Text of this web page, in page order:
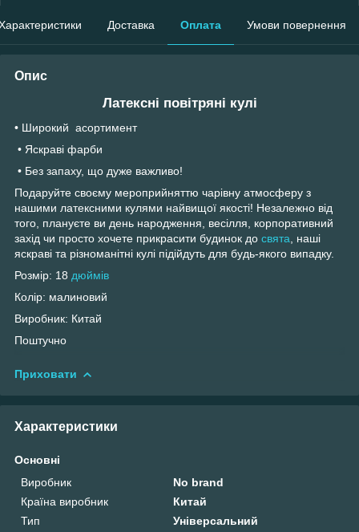
Доставка Оплата Умови повернення
Опис
Латексні повітряні кулі
• Широкий асортимент
• Яскраві фарби
• Без запаху, що дуже важливо!
Подаруйте своєму мероприйняттю чарівну атмосферу з
нашими латексними кулями найвищої якості! Незалежно від
того, плануєте ви день народження, весілля, корпоративний
захід чи просто хочете прикрасити будинок до свята , наші
яскраві та різноманітні кулі підійдуть для будь-якого випадку.
Розмір: 18 дюймів
Колір: малиновий
Виробник: Китай
Поштучно
Приховати
Характеристики
Основні
Виробник
No brand
Країна виробник
Китай
Тип
Універсальний